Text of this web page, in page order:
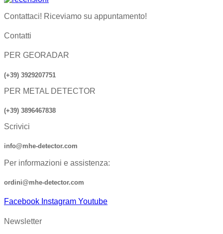
Contattaci! Riceviamo su appuntamento!
Contatti
PER GEORADAR
(+39) 3929207751
PER METAL DETECTOR
(+39) 3896467838
Scrivici
info@mhe-detector.com
Per informazioni e assistenza:
ordini@mhe-detector.com
Facebook Instagram Youtube
Newsletter